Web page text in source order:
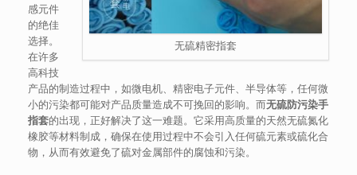
无硫精密指套
感元件
的绝佳
选择。
在许多
高科技
产品的制造过程中，如微电机、精密电子元件、半导体等，任何微
小的污染都可能对产品质量造成不可挽回的影响。而无硫防污染手
指套的出现，正好解决了这一难题。它采用高质量的天然无硫氮化
橡胶等材料制成，确保在使用过程中不会引入任何硫元素或硫化合
物，从而有效避免了硫对金属部件的腐蚀和污染。